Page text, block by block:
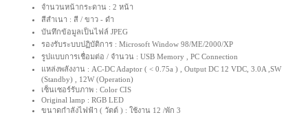
จำนวนหน้ากระดาน : 2 หน้า
สีสำเนา : สี / ขาว - ดำ
บันทึกข้อมูลเป็นไฟล์ JPEG
รองรับระบบปฏิบัติการ : Microsoft Window 98/ME/2000/XP
รูปแบบการเชื่อมต่อ / จำนวน : USB Memory , PC Connection
แหล่งพลังงาน : AC-DC Adaptor ( < 0.75a ) , Output DC 12 VDC, 3.0A ,SW
(Standby) , 12W (Operation)
เซ็นเซอร์รับภาพ : Color CIS
Original lamp : RGB LED
ขนาดกำลังไฟฟ้า ( วัตต์ ) : ใช้งาน 12 /พัก 3